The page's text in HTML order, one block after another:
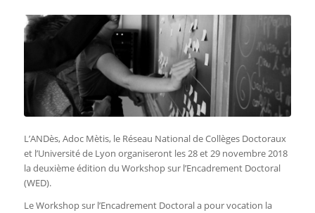
L’ANDès, Adoc Mètis, le Réseau National de Collèges Doctoraux
et l’Université de Lyon organiseront les 28 et 29 novembre 2018
la deuxième édition du Workshop sur l’Encadrement Doctoral
(WED).
Le Workshop sur l’Encadrement Doctoral a pour vocation la